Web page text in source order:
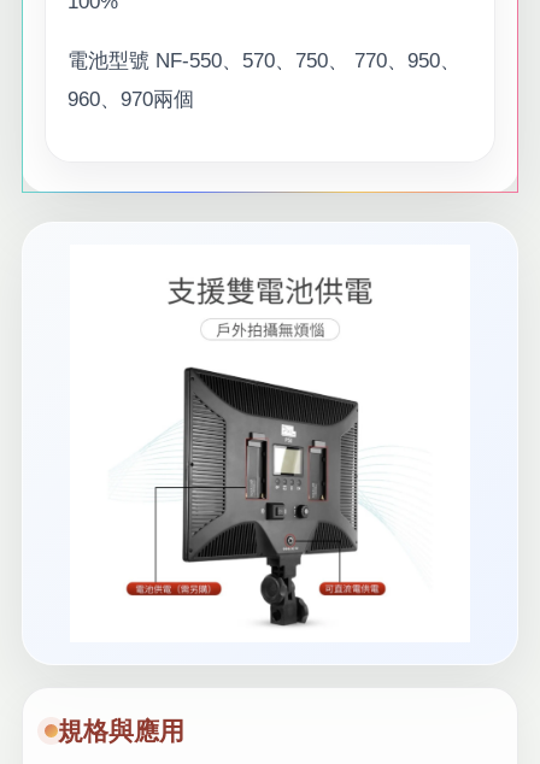
電池型號 NF-550、570、750、 770、950、
960、970兩個
規格與應用